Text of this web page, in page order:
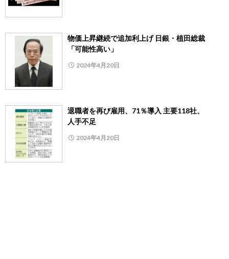
物価上昇継続で追加利上げ 日銀・植田総裁
「可能性高い」
2024年4月20日
退職者を再び雇用、71％導入 主要118社、
人手不足
2024年4月20日